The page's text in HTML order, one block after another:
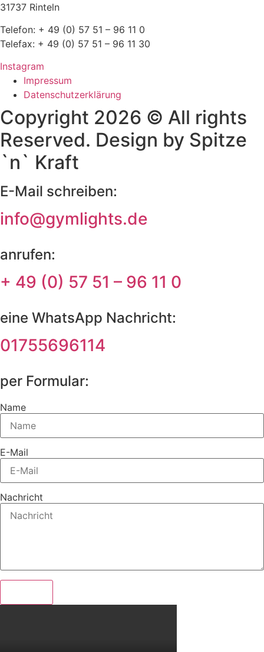
31737 Rinteln
Telefon: + 49 (0) 57 51 – 96 11 0
Telefax: + 49 (0) 57 51 – 96 11 30
Instagram
Impressum
Datenschutzerklärung
Copyright 2026 © All rights
Reserved. Design by Spitze
`n` Kraft
E-Mail schreiben:
info@gymlights.de
anrufen:
+ 49 (0) 57 51 – 96 11 0
eine WhatsApp Nachricht:
01755696114
per Formular:
Name
E-Mail
Nachricht